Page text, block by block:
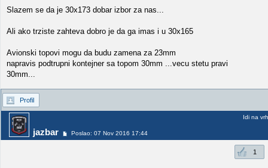
Slazem se da je 30x173 dobar izbor za nas...
Ali ako trziste zahteva dobro je da ga imas i u 30x165
Avionski topovi mogu da budu zamena za 23mm
napravis podtrupni kontejner sa topom 30mm ...vecu stetu pravi
30mm...
Profil
jazbar Poslao: 07 Nov 2016 17:44
Idi na vrh
1